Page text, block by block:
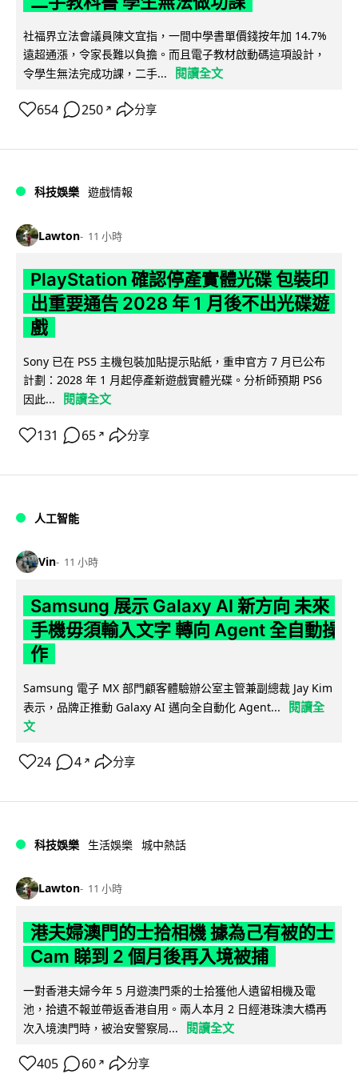
社福界立法會議員陳文宜指，一間中學書單價錢按年加 14.7%
遠超通漲，令家長難以負擔。而且電子教材啟動碼這項設計，
令學生無法完成功課，二手...
閱讀全文
654 250 ↗ 分享
科技娛樂 遊戲情報
Lawton 11 小時
PlayStation 確認停產實體光碟 包裝印
出重要通告 2028 年 1 月後不出光碟遊
戲
Sony 已在 PS5 主機包裝加貼提示貼紙，重申官方 7 月已公布
計劃：2028 年 1 月起停產新遊戲實體光碟。分析師預期 PS6
因此...
閱讀全文
131 65 ↗ 分享
人工智能
Vin 11 小時
Samsung 展示 Galaxy AI 新方向 未來
手機毋須輸入文字 轉向 Agent 全自動操
作
Samsung 電子 MX 部門顧客體驗辦公室主管兼副總裁 Jay Kim
表示，品牌正推動 Galaxy AI 邁向全自動化 Agent...
閱讀全
文
24 4 ↗ 分享
科技娛樂 生活娛樂 城中熱話
Lawton 11 小時
港夫婦澳門的士拾相機 據為己有被的士
Cam 睇到 2 個月後再入境被捕
一對香港夫婦今年 5 月遊澳門乘的士拾獲他人遺留相機及電
池，拾遺不報並帶返香港自用。兩人本月 2 日經港珠澳大橋再
次入境澳門時，被治安警察局...
閱讀全文
405 60 ↗ 分享